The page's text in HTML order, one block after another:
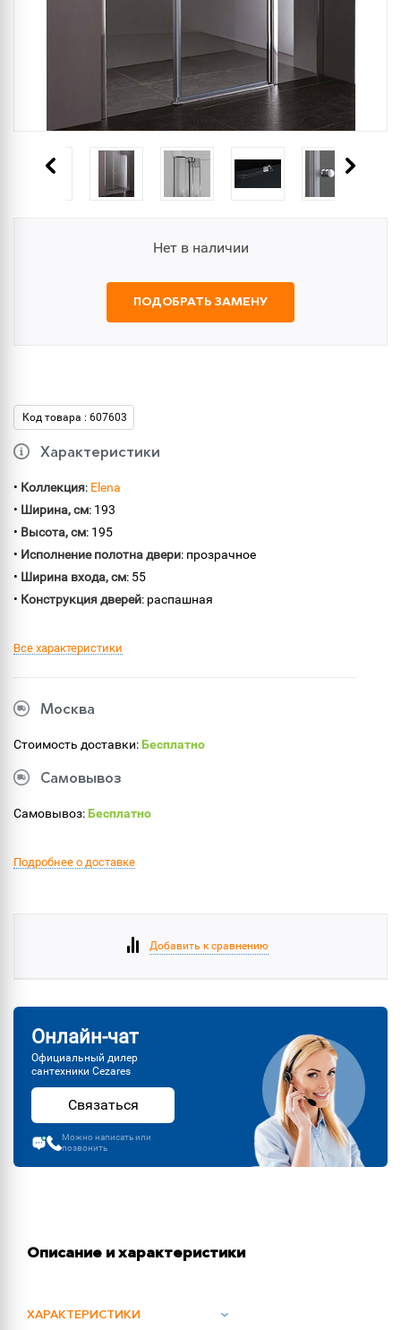
Нет в наличии
ПОДОБРАТЬ ЗАМЕНУ
Код товара : 607603
Характеристики
• Коллекция: Elena
• Ширина, см: 193
• Высота, см: 195
• Исполнение полотна двери: прозрачное
• Ширина входа, см: 55
• Конструкция дверей: распашная
Все характеристики
Москва
Стоимость доставки:Бесплатно
Самовывоз
Самовывоз:Бесплатно
Подробнее о доставке
Добавить к сравнению
Онлайн-чат
Официальный дилер
сантехники Cezares
Связаться
Можно написать или
позвонить
Описание и характеристики
ХАРАКТЕРИСТИКИ